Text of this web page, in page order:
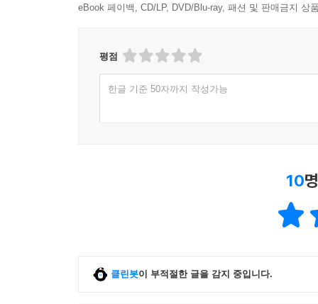
eBook 페이백, CD/LP, DVD/Blu-ray, 패션 및 판매금지 상
평점
한글 기준 50자까지 작성가능
10
클린봇이 부적절한 글을 감지 중입니다.